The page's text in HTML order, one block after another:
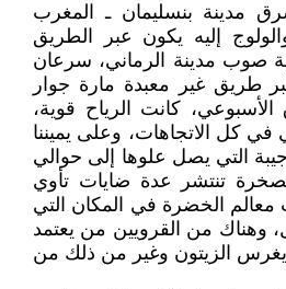
مدينة بنسليمان ـ المغرب
والولوج إليه يكون عبر الطريق
404 المتجهة صوب مدينة الرماني، سرعان
طريق غير معبدة مارة جوار
كانت الرياح قوية،
في كل الاتجاهات، وعلى يميننا
التي يصل علوها إلى حوالي
تنتشر عدة ضايات تأوي
معالم الخضرة في المكان التي
من القرويين من يعتمد
الزيتون وغير من ذلك من